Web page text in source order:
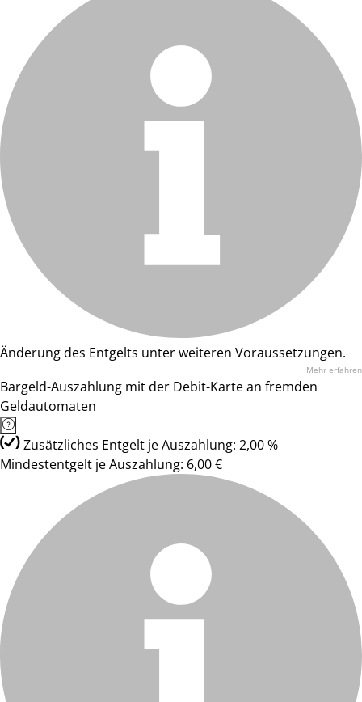
Änderung des Entgelts unter weiteren Voraussetzungen.
Mehr erfahren
Bargeld-Auszahlung mit der Debit-Karte an fremden
Geldautomaten
Zusätzliches Entgelt je Auszahlung: 2,00 %
Mindestentgelt je Auszahlung: 6,00 €